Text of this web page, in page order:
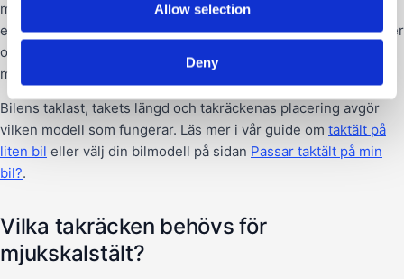
Allow selection
Deny
men valet mellan enkelvikt och dubbelvikt är viktigt. En
enkelvikt modell kan väga mindre och vara smalare, men kräver
ofta ett längre tak. En dubbelvikt modell blir kortare på bilen
men kan vara bredare eller tyngre.
Bilens taklast, takets längd och takräckenas placering avgör
vilken modell som fungerar. Läs mer i vår guide om taktält på
liten bil eller välj din bilmodell på sidan Passar taktält på min
bil?.
Vilka takräcken behövs för
mjukskalstält?